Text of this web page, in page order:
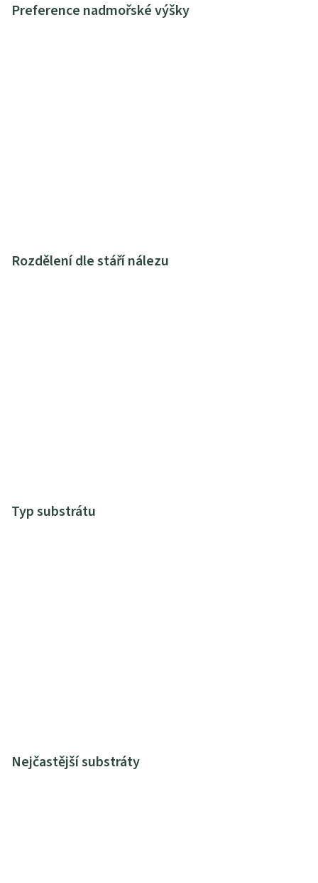
Preference nadmořské výšky
Rozdělení dle stáří nálezu
Typ substrátu
Nejčastější substráty